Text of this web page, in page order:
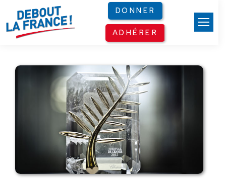
DONNER
ADHÉRER
Panneau de gestion des cookies